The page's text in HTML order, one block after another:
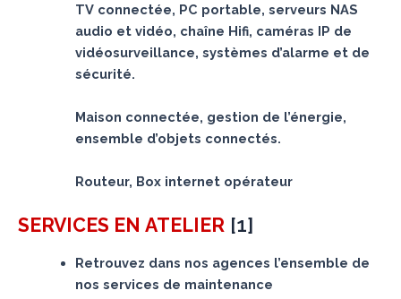
TV connectée, PC portable, serveurs NAS
audio et vidéo, chaîne Hifi, caméras IP de
vidéosurveillance, systèmes d’alarme et de
sécurité.
Maison connectée, gestion de l’énergie,
ensemble d’objets connectés.
Routeur, Box internet opérateur
SERVICES EN ATELIER [1]
Retrouvez dans nos agences l’ensemble de
nos services de maintenance